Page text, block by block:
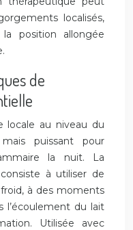
localisés,
position allongée
de
locale au niveau du
puissant pour
la nuit. La
à utiliser de
à des moments
l’écoulement du lait
Utilisée avec